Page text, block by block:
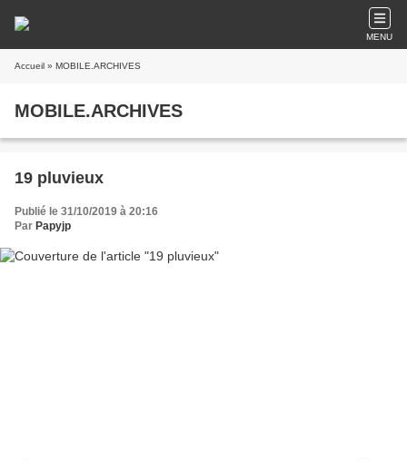
MENU
Accueil » MOBILE.ARCHIVES
MOBILE.ARCHIVES
19 pluvieux
Publié le 31/10/2019 à 20:16
Par Papyjp